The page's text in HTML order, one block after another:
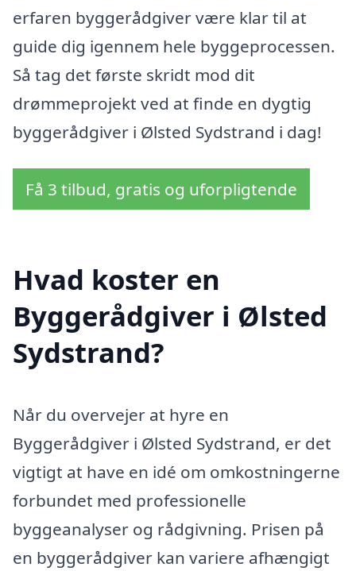
erfaren byggerådgiver være klar til at
guide dig igennem hele byggeprocessen.
Så tag det første skridt mod dit
drømmeprojekt ved at finde en dygtig
byggerådgiver i Ølsted Sydstrand i dag!
Få 3 tilbud, gratis og uforpligtende
Hvad koster en
Byggerådgiver i Ølsted
Sydstrand?
Når du overvejer at hyre en
Byggerådgiver i Ølsted Sydstrand, er det
vigtigt at have en idé om omkostningerne
forbundet med professionelle
byggeanalyser og rådgivning. Prisen på
en byggerådgiver kan variere afhængigt